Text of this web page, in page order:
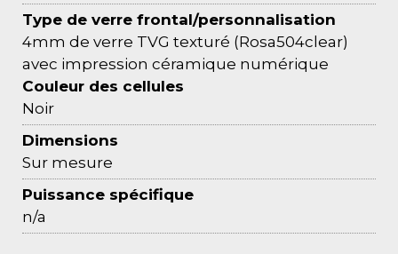
Type de verre frontal/personnalisation
4mm de verre TVG texturé (Rosa504clear)
avec impression céramique numérique
Couleur des cellules
Noir
Dimensions
Sur mesure
Puissance spécifique
n/a